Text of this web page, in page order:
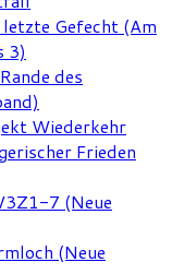
Gefecht (Am
3)
des
Wiederkehr
Frieden
7 (Neue
(Neue